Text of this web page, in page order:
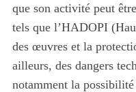
que son activité peut
tels que l’HADOPI
des œuvres et la
ailleurs, des dangers
notamment la